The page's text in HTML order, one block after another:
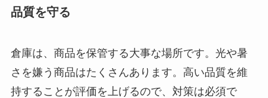
品質を守る
倉庫は、商品を保管する大事な場所です。光や暑
さを嫌う商品はたくさんあります。高い品質を維
持することが評価を上げるので、対策は必須で